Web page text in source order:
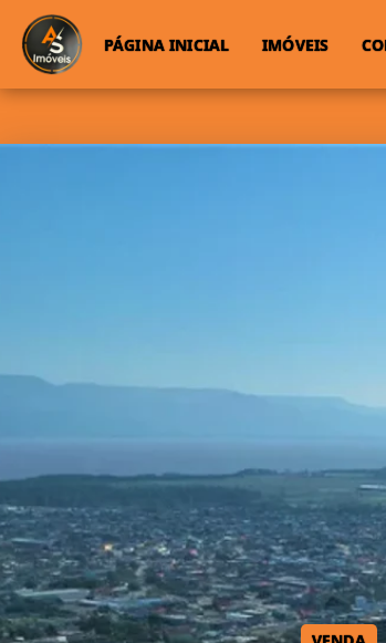
PÁGINA INICIAL IMÓVEIS